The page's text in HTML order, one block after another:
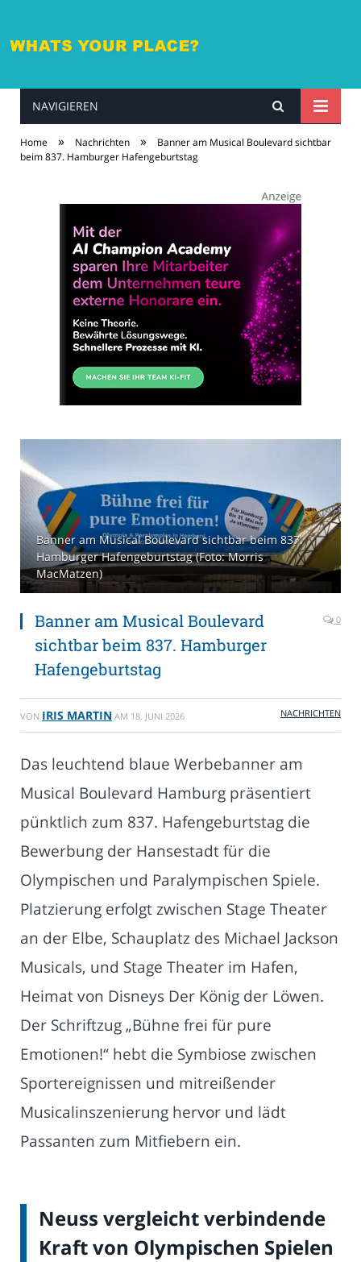
whatsyourplace.de
NAVIGIEREN
Home » Nachrichten »
Banner am Musical Boulevard sichtbar
beim 837. Hamburger Hafengeburtstag
Banner am Musical Boulevard sichtbar beim 837.
Hamburger Hafengeburtstag (Foto: Morris
MacMatzen)
Banner am Musical Boulevard
sichtbar beim 837. Hamburger
Hafengeburtstag
0
VON IRIS MARTIN AM 18. JUNI 2026 NACHRICHTEN
Das leuchtend blaue Werbebanner am
Musical Boulevard Hamburg präsentiert
pünktlich zum 837. Hafengeburtstag die
Bewerbung der Hansestadt für die
Olympischen und Paralympischen Spiele.
Platzierung erfolgt zwischen Stage Theater
an der Elbe, Schauplatz des Michael Jackson
Musicals, und Stage Theater im Hafen,
Heimat von Disneys Der König der Löwen.
Der Schriftzug „Bühne frei für pure
Emotionen!“ hebt die Symbiose zwischen
Sportereignissen und mitreißender
Musicalinszenierung hervor und lädt
Passanten zum Mitfiebern ein.
Neuss vergleicht verbindende
Kraft von Olympischen Spielen